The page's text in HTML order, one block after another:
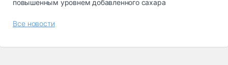
повышенным уровнем добавленного сахара
Все новости